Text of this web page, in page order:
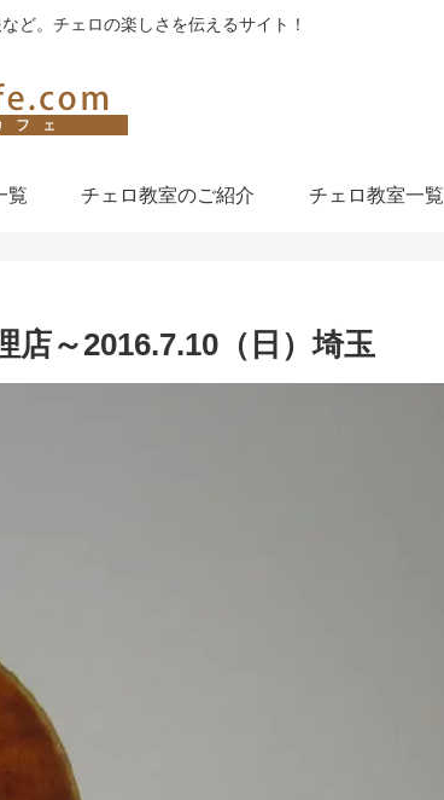
ど。チェロの楽しさを伝えるサイト！
覧 チェロ教室のご紹介 チェロ教室一覧
～2016.7.10（日）埼玉